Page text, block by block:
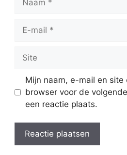
mail
Mijn naam, e-mail en site
browser voor de
een reactie plaats.